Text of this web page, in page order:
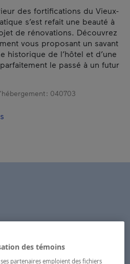
des fortifications du Vieux-
s’est refait une beauté à
de rénovations. Découvrez
vous proposant un savant
historique de l’hôtel et d’une
le passé à un futur
: 040703
des témoins
partenaires emploient des fichiers